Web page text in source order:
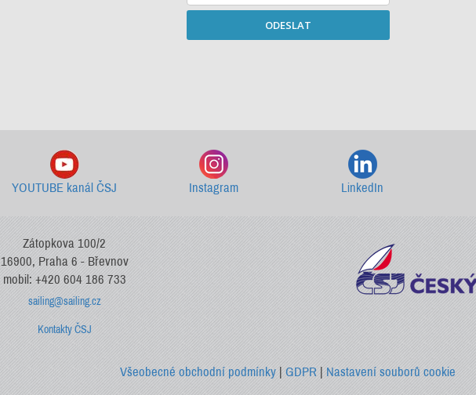
ODESLAT
YOUTUBE kanál ČSJ Instagram LinkedIn
Zátopkova 100/2
16900, Praha 6 - Břevnov
mobil: +420 604 186 733
sailing@sailing.cz
Kontakty ČSJ
Všeobecné obchodní podmínky| GDPR|Nastavení souborů cookie